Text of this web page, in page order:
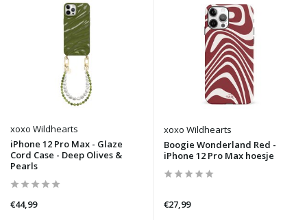
xoxo Wildhearts
iPhone 12 Pro Max - Glaze
Cord Case - Deep Olives &
Pearls
€44,99
xoxo Wildhearts
Boogie Wonderland Red -
iPhone 12 Pro Max hoesje
€27,99